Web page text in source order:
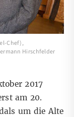
Chef),
Hirschfelder
2017
am 20.
um die Alte